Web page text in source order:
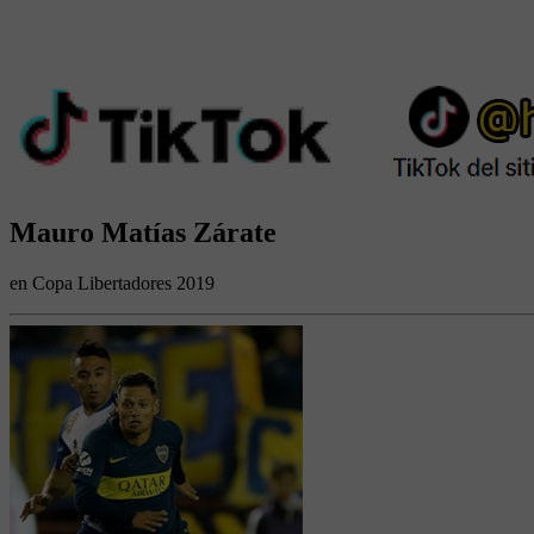
Mauro Matías Zárate
en Copa Libertadores 2019